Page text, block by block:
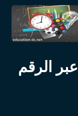
الرقم